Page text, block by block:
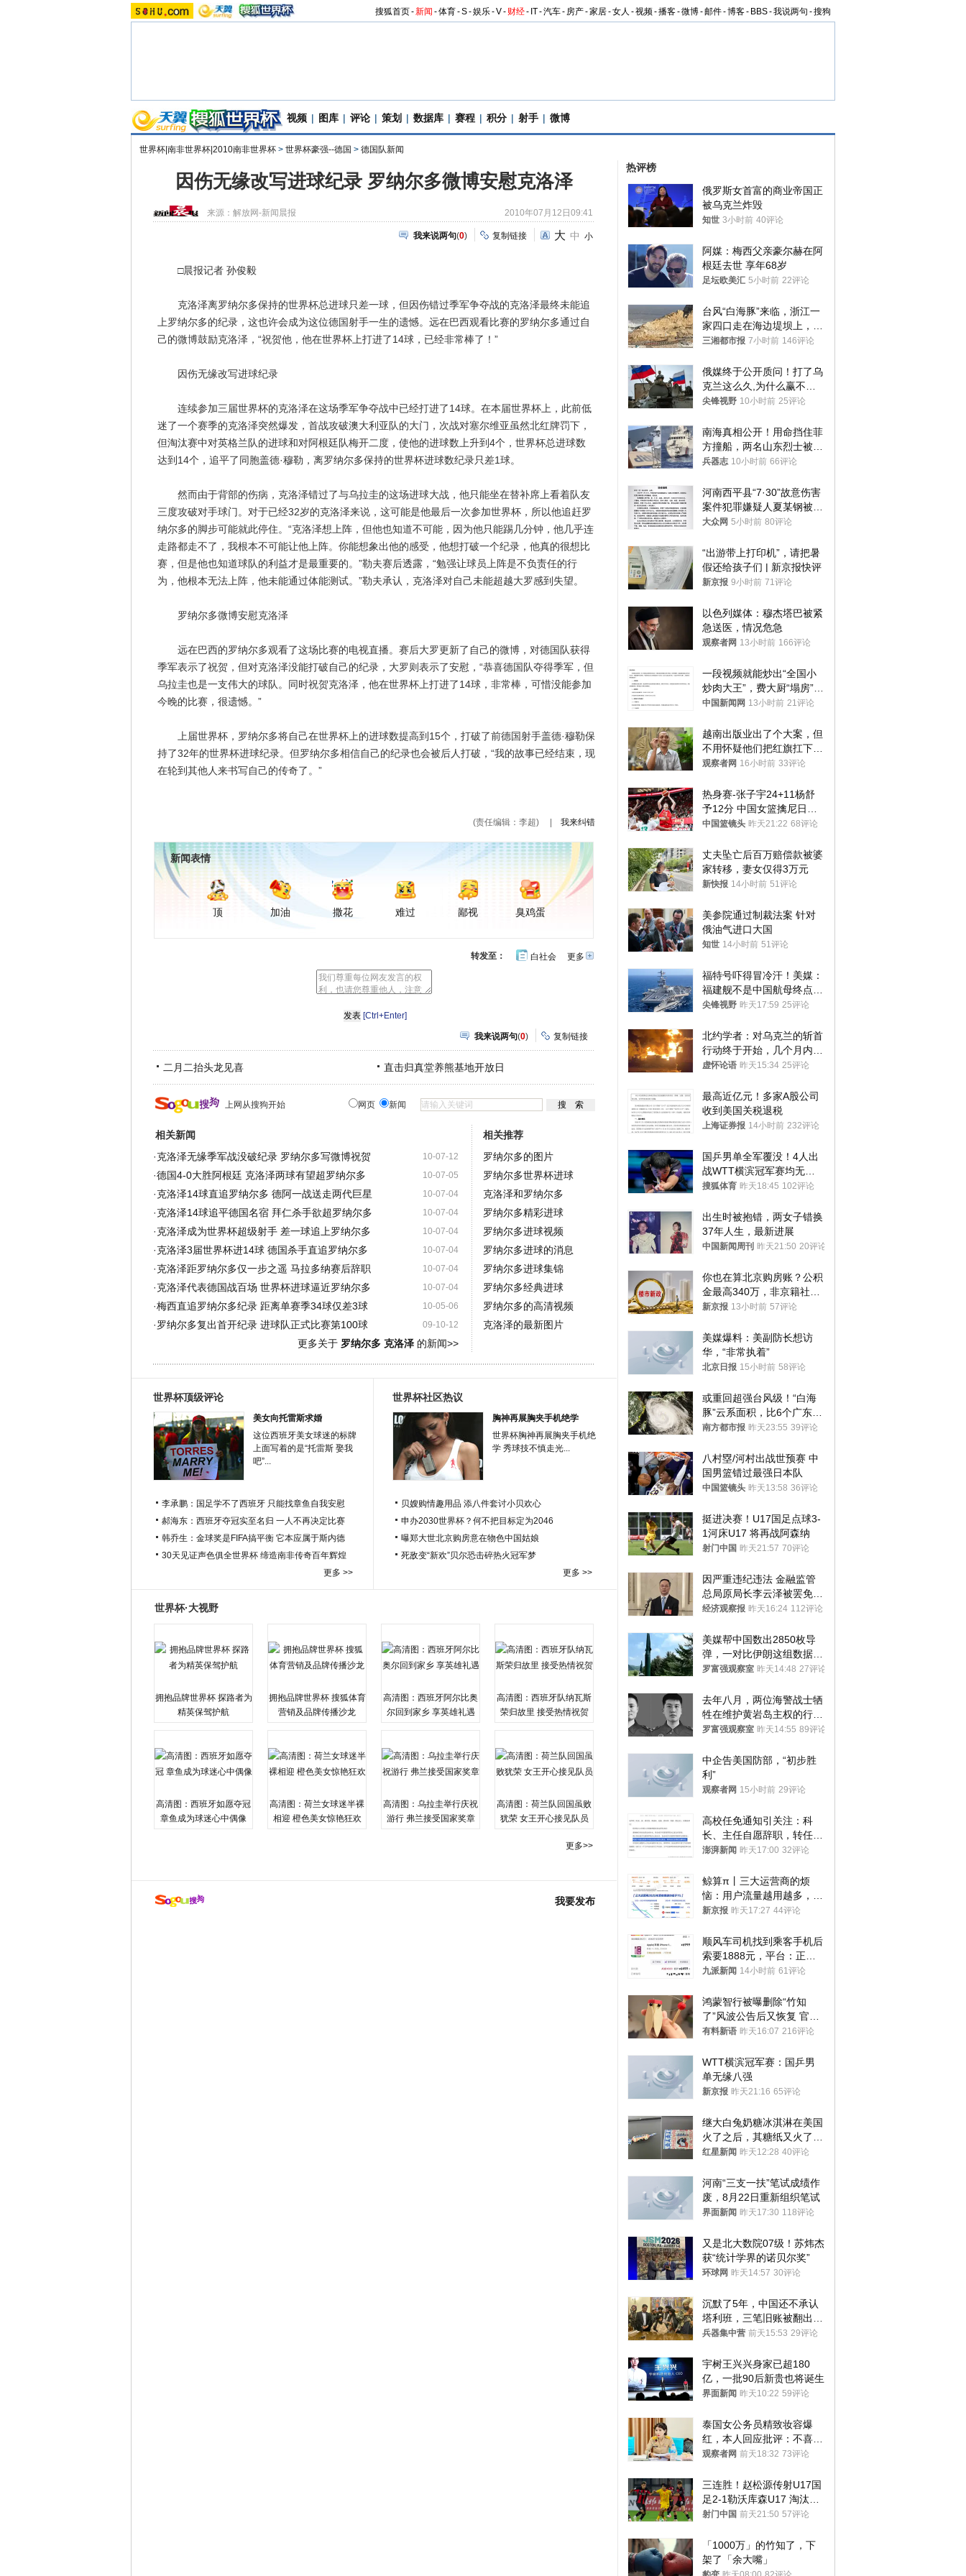
搜狐首页-新闻 -体育-S-娱乐-V- 财经- IT-汽车- 房产-家居-女人 -视频-播客-微博-邮件-博客- BBS-我说两句 -搜狗
视频 | 图库 | 评论 | 策划 | 数据库 | 赛程 | 积分 | 射手 | 微博
世界杯|南非世界杯|2010南非世界杯 > 世界杯豪强--德国 > 德国队新闻
因伤无缘改写进球纪录 罗纳尔多微博安慰克洛泽
来源：解放网-新闻晨报 2010年07月12日09:41
我来说两句(0) 复制链接 大 中 小
□晨报记者 孙俊毅
克洛泽离罗纳尔多保持的世界杯总进球只差一球，但因伤错过季军争夺战的克洛泽最终未能追
上罗纳尔多的纪录，这也许会成为这位德国射手一生的遗憾。远在巴西观看比赛的罗纳尔多通过自
己的微博鼓励克洛泽，“祝贺他，他在世界杯上打进了14球，已经非常棒了！”
因伤无缘改写进球纪录
连续参加三届世界杯的克洛泽在这场季军争夺战中已经打进了14球。在本届世界杯上，此前低
迷了一个赛季的克洛泽突然爆发，首战攻破澳大利亚队的大门，次战对塞尔维亚虽然北红牌罚下，
但淘汰赛中对英格兰队的进球和对阿根廷队梅开二度，使他的进球数上升到4个，世界杯总进球数
达到14个，追平了同胞盖德·穆勒，离罗纳尔多保持的世界杯进球数纪录只差1球。
然而由于背部的伤病，克洛泽错过了与乌拉圭的这场进球大战，他只能坐在替补席上看着队友
三度攻破对手球门。对于已经32岁的克洛泽来说，这可能是他最后一次参加世界杯，所以他追赶罗
纳尔多的脚步可能就此停住。“克洛泽想上阵，但他也知道不可能，因为他只能踢几分钟，他几乎连
走路都走不了，我根本不可能让他上阵。你能想象出他的感受，他想打破一个纪录，他真的很想比
赛，但是他也知道球队的利益才是最重要的。”勒夫赛后透露，“勉强让球员上阵是不负责任的行
为，他根本无法上阵，他未能通过体能测试。”勒夫承认，克洛泽对自己未能超越大罗感到失望。
罗纳尔多微博安慰克洛泽
远在巴西的罗纳尔多观看了这场比赛的电视直播。赛后大罗更新了自己的微博，对德国队获得
季军表示了祝贺，但对克洛泽没能打破自己的纪录，大罗则表示了安慰，“恭喜德国队夺得季军，但
乌拉圭也是一支伟大的球队。同时祝贺克洛泽，他在世界杯上打进了14球，非常棒，可惜没能参加
今晚的比赛，很遗憾。”
上届世界杯，罗纳尔多将自己在世界杯上的进球数提高到15个，打破了前德国射手盖德·穆勒保
持了32年的世界杯进球纪录。但罗纳尔多相信自己的纪录也会被后人打破，“我的故事已经结束，现
在轮到其他人来书写自己的传奇了。”
(责任编辑：李超) 我来纠错
新闻表情
顶 加油 撒花 难过 鄙视 臭鸡蛋
更多开
转发至： 白社会
[Ctrl+Enter]
我来说两句(0) 复制链接
二月二抬头龙见喜 直击归真堂养熊基地开放日
上网从搜狗开始 网页 新闻
相关新闻
10-07-12
·克洛泽无缘季军战没破纪录 罗纳尔多写微博祝贺
10-07-05
·德国4-0大胜阿根廷 克洛泽两球有望超罗纳尔多
10-07-04
·克洛泽14球直追罗纳尔多 德阿一战送走两代巨星
10-07-04
·克洛泽14球追平德国名宿 拜仁杀手欲超罗纳尔多
10-07-04
·克洛泽成为世界杯超级射手 差一球追上罗纳尔多
10-07-04
·克洛泽3届世界杯进14球 德国杀手直追罗纳尔多
10-07-04
·克洛泽距罗纳尔多仅一步之遥 马拉多纳赛后辞职
10-07-04
·克洛泽代表德国战百场 世界杯进球逼近罗纳尔多
10-05-06
·梅西直追罗纳尔多纪录 距离单赛季34球仅差3球
09-10-12
·罗纳尔多复出首开纪录 进球队正式比赛第100球
更多关于 罗纳尔多 克洛泽的新闻>>
相关推荐
罗纳尔多的图片
罗纳尔多世界杯进球
克洛泽和罗纳尔多
罗纳尔多精彩进球
罗纳尔多进球视频
罗纳尔多进球的消息
罗纳尔多进球集锦
罗纳尔多经典进球
罗纳尔多的高清视频
克洛泽的最新图片
世界杯顶级评论
美女向托雷斯求婚
这位西班牙美女球迷的标牌
上面写着的是“托雷斯 娶我
吧”...
李承鹏：国足学不了西班牙 只能找章鱼自我安慰
郝海东：西班牙夺冠实至名归 一人不再决定比赛
韩乔生：金球奖是FIFA搞平衡 它本应属于斯内德
30天见证声色俱全世界杯 缔造南非传奇百年辉煌
更多 >>
世界杯社区热议
胸神再展胸夹手机绝学
世界杯胸神再展胸夹手机绝
学 秀球技不慎走光...
贝嫂购情趣用品 添八件套讨小贝欢心
申办2030世界杯？何不把目标定为2046
曝郑大世北京购房意在物色中国姑娘
死敌变“新欢”贝尔恐击碎热火冠军梦
更多 >>
世界杯·大视野
拥抱品牌世界杯 探路者为
精英保驾护航
拥抱品牌世界杯 搜狐体育
营销及品牌传播沙龙
高清图：西班牙阿尔比奥
尔回到家乡 享英雄礼遇
高清图：西班牙队纳瓦斯
荣归故里 接受热情祝贺
高清图：西班牙如愿夺冠
章鱼成为球迷心中偶像
高清图：荷兰女球迷半裸
相迎 橙色美女惊艳狂欢
高清图：乌拉圭举行庆祝
游行 弗兰接受国家奖章
高清图：荷兰队回国虽败
犹荣 女王开心接见队员
更多>>
我要发布
热评榜
俄罗斯女首富的商业帝国正
被乌克兰炸毁
知世 3小时前 40评论
阿媒：梅西父亲豪尔赫在阿
根廷去世 享年68岁
足坛欧美汇 5小时前 22评论
台风“白海豚”来临，浙江一
家四口走在海边堤坝上，其
中9岁男孩被巨浪卷入海
三湘都市报 7小时前 146评论
俄媒终于公开质问！打了乌
克兰这么久,为什么赢不了?
答案令人沉默
尖锋视野 10小时前 25评论
南海真相公开！用命挡住菲
方撞船，两名山东烈士被授
武警最高荣誉
兵器志 10小时前 66评论
河南西平县“7·30”故意伤害
案件犯罪嫌疑人夏某钢被抓
获
大众网 5小时前 80评论
“出游带上打印机”，请把暑
假还给孩子们 | 新京报快评
新京报 9小时前 71评论
以色列媒体：穆杰塔巴被紧
急送医，情况危急
观察者网 13小时前 166评论
一段视频就能炒出“全国小
炒肉大王”，费大厨“塌房”了
吗？
中国新闻网 13小时前 21评论
越南出版业出了个大案，但
不用怀疑他们把红旗扛下去
的决心
观察者网 16小时前 33评论
热身赛-张子宇24+11杨舒
予12分 中国女篮擒尼日利
亚
中国篮镜头 昨天21:22 68评论
丈夫坠亡后百万赔偿款被婆
家转移，妻女仅得3万元
新快报 14小时前 51评论
美参院通过制裁法案 针对
俄油气进口大国
知世 14小时前 51评论
福特号吓得冒冷汗！美媒：
福建舰不是中国航母终点，
而是新起点！
尖锋视野 昨天17:59 25评论
北约学者：对乌克兰的斩首
行动终于开始，几个月内乌
将投降
虚怀论语 昨天15:34 25评论
最高近亿元！多家A股公司
收到美国关税退税
上海证券报 14小时前 232评论
国乒男单全军覆没！4人出
战WTT横滨冠军赛均无缘
八强
搜狐体育 昨天18:45 102评论
出生时被抱错，两女子错换
37年人生，最新进展
中国新闻周刊 昨天21:50 20评论
你也在算北京购房账？公积
金最高340万，非京籍社保
1年
新京报 13小时前 57评论
美媒爆料：美副防长想访
华，“非常执着”
北京日报 15小时前 58评论
或重回超强台风级！“白海
豚”云系面积，比6个广东还
大！深圳官方：注意这件事
南方都市报 昨天23:55 39评论
八村塁/河村出战世预赛 中
国男篮错过最强日本队
中国篮镜头 昨天13:58 36评论
挺进决赛！U17国足点球3-
1河床U17 将再战阿森纳
射门中国 昨天21:57 70评论
因严重违纪违法 金融监管
总局原局长李云泽被罢免全
国人大代表
经济观察报 昨天16:24 112评论
美媒帮中国数出2850枚导
弹，一对比伊朗这组数据，
发现出大事了
罗富强观察室 昨天14:48 27评论
去年八月，两位海警战士牺
牲在维护黄岩岛主权的行动
中
罗富强观察室 昨天14:55 89评论
中企告美国防部，“初步胜
利”
观察者网 15小时前 29评论
高校任免通知引关注：科
长、主任自愿辞职，转任思
政辅导员
澎湃新闻 昨天17:00 32评论
鲸算π丨三大运营商的烦
恼：用户流量越用越多，收
入却越来越少
新京报 昨天17:27 44评论
顺风车司机找到乘客手机后
索要1888元，平台：正和
司机沟通协商
九派新闻 14小时前 61评论
鸿蒙智行被曝删除“竹知
了”风波公告后又恢复 官媒
曾力挺：劝华为要大度的，
有料新语 昨天16:07 216评论
WTT横滨冠军赛：国乒男
单无缘八强
新京报 昨天21:16 65评论
继大白兔奶糖冰淇淋在美国
火了之后，其糖纸又火了！
海外博主盛赞：平面设计经
红星新闻 昨天12:28 40评论
河南“三支一扶”笔试成绩作
废，8月22日重新组织笔试
界面新闻 昨天17:30 118评论
又是北大数院07级！苏炜杰
获“统计学界的诺贝尔奖”
环球网 昨天14:57 30评论
沉默了5年，中国还不承认
塔利班，三笔旧账被翻出，
最大风险出现
兵器集中营 前天15:53 29评论
宇树王兴兴身家已超180
亿，一批90后新贵也将诞生
界面新闻 昨天10:22 59评论
泰国女公务员精致妆容爆
红，本人回应批评：不喜欢
就别看
观察者网 前天18:32 73评论
三连胜！赵松源传射U17国
足2-1勒沃库森U17 淘汰赛
将战河床
射门中国 前天21:50 57评论
「1000万」的竹知了，下
架了「余大嘴」